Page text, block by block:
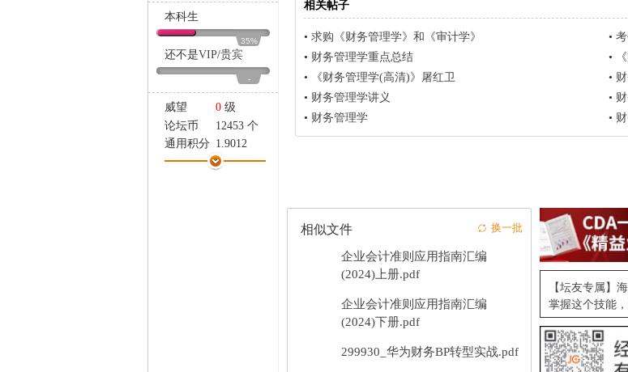
本科生
35%
还不是VIP/贵宾
-
威望 0 级
论坛币
12453 个
通用积分 1.9012
学术水平
0 点
相关帖子
• 求购《财务管理学》和《审计学》 •
• 财务管理学重点总结 •
•
《财务管理学(高清)》屠红卫 •
• 财务管理学讲义 •
• 财务管理学 •
相似文件 换一批
企业会计准则应用指南汇编
(2024)上册.pdf
企业会计准则应用指南汇编
(2024)下册.pdf
299930_华为财务BP转型实战.pdf
【坛友专属】
掌握这个技能